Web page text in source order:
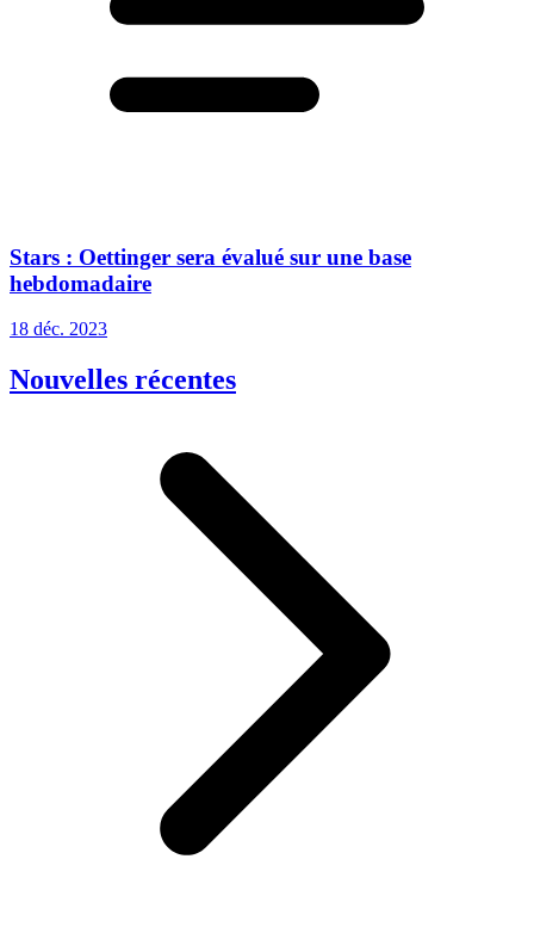
Stars : Oettinger sera évalué sur une base
hebdomadaire
18 déc. 2023
Nouvelles récentes